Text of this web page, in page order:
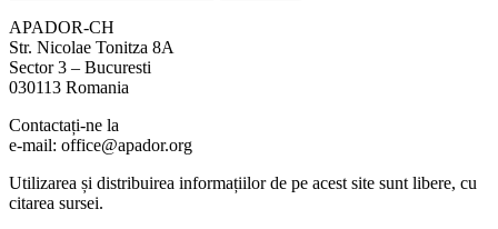
APADOR-CH
Str. Nicolae Tonitza 8A
Sector 3 – Bucuresti
030113 Romania
Contactați-ne la
e-mail: office@apador.org
Utilizarea și distribuirea informațiilor de pe acest site sunt libere, cu
citarea sursei.